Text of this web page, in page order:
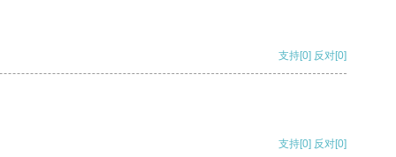
支持[0] 反对[0]
支持[0] 反对[0]